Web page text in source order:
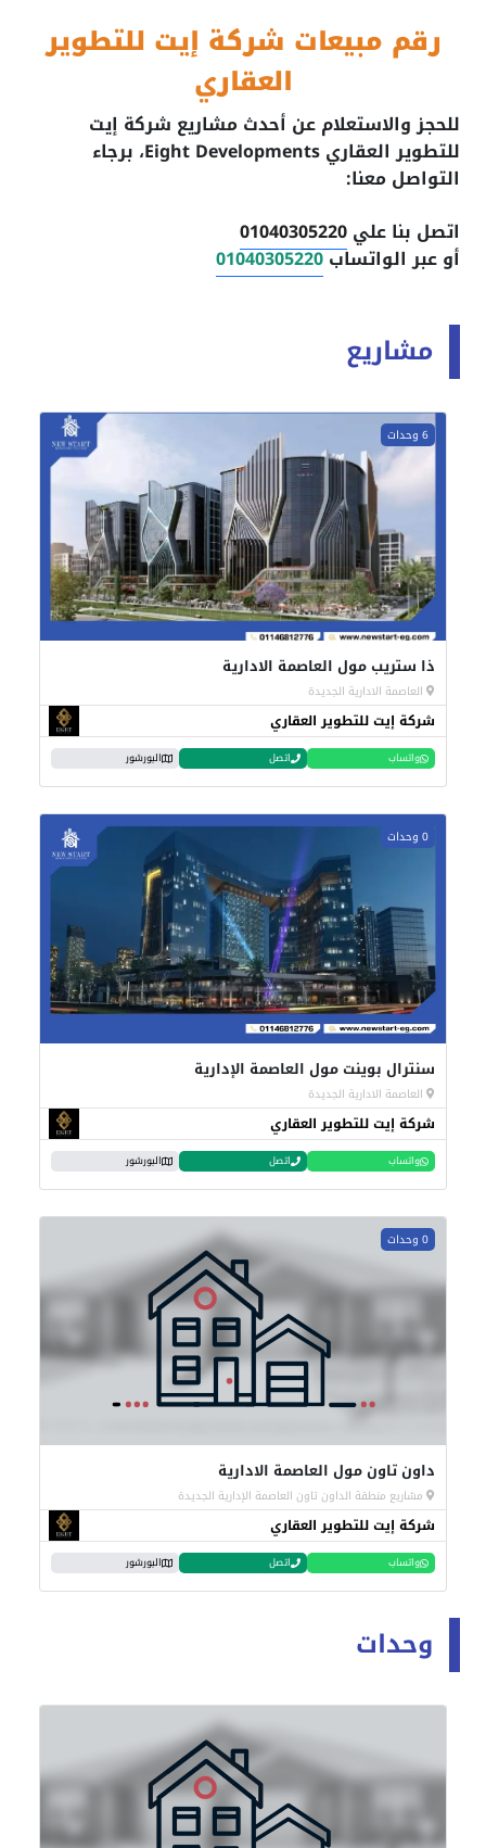
رقم مبيعات شركة إيت للتطوير
العقاري
للحجز والاستعلام عن أحدث مشاريع شركة إيت
للتطوير العقاري Eight Developments، برجاء
التواصل معنا:
اتصل بنا علي01040305220
أو عبر الواتساب01040305220
مشاريع
6 وحدات
ذا ستريب مول العاصمة الادارية
العاصمة الادارية الجديدة
شركة إيت للتطوير العقاري
واتساب اتصل البورشور
0 وحدات
سنترال بوينت مول العاصمة الإدارية
العاصمة الادارية الجديدة
شركة إيت للتطوير العقاري
واتساب اتصل البورشور
0 وحدات
داون تاون مول العاصمة الادارية
مشاريع منطقة الداون تاون العاصمة الإدارية الجديدة
شركة إيت للتطوير العقاري
واتساب اتصل البورشور
وحدات